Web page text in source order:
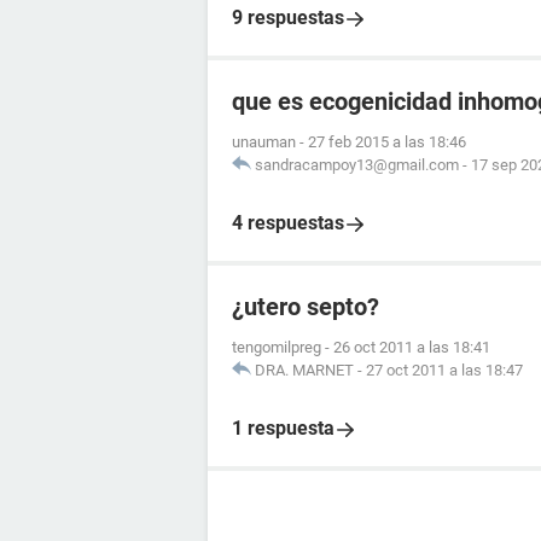
9 respuestas
que es ecogenicidad
unauman - 27 feb 2015 a las 18:46
sandracampoy13@gmail.com - 17 sep
4 respuestas
¿utero septo?
tengomilpreg - 26 oct 2011 a las 18:41
DRA. MARNET - 27 oct 2011 a las 18:47
1 respuesta